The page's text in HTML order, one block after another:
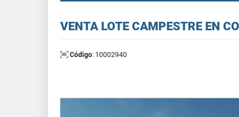
VENTA LOTE CAMPESTRE EN
Código: 10002940